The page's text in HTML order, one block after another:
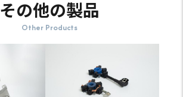
その他の製品
Other Products